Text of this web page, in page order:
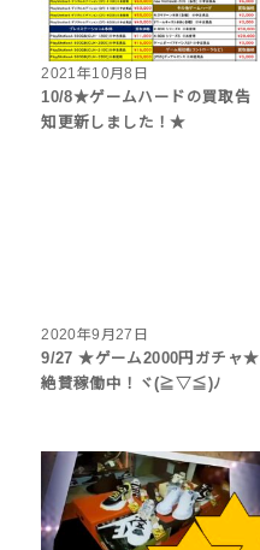
2021年10月8日
10/8★ゲームハードの買取告
知更新しました！★
2020年9月27日
9/27 ★ゲーム2000円ガチャ★
絶賛稼働中！ヾ(≧▽≦)ﾉ